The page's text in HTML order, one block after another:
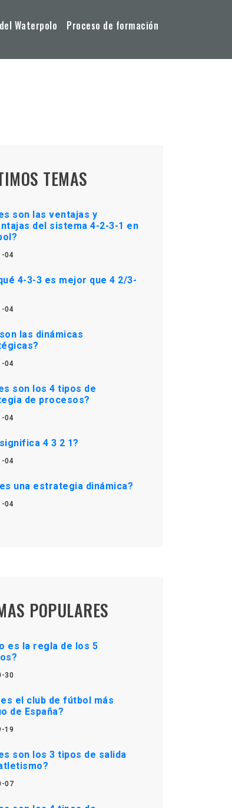
Waterpolo Proceso de formación
TEMAS
son las ventajas y
del sistema 4-2-3-1 en
04
4-3-3 es mejor que 4 2/3-
04
las dinámicas
04
son los 4 tipos de
de procesos?
04
4 3 2 1?
04
una estrategia dinámica?
04
POPULARES
es la regla de los 5
30
es el club de fútbol más
de España?
19
son los 3 tipos de salida
07